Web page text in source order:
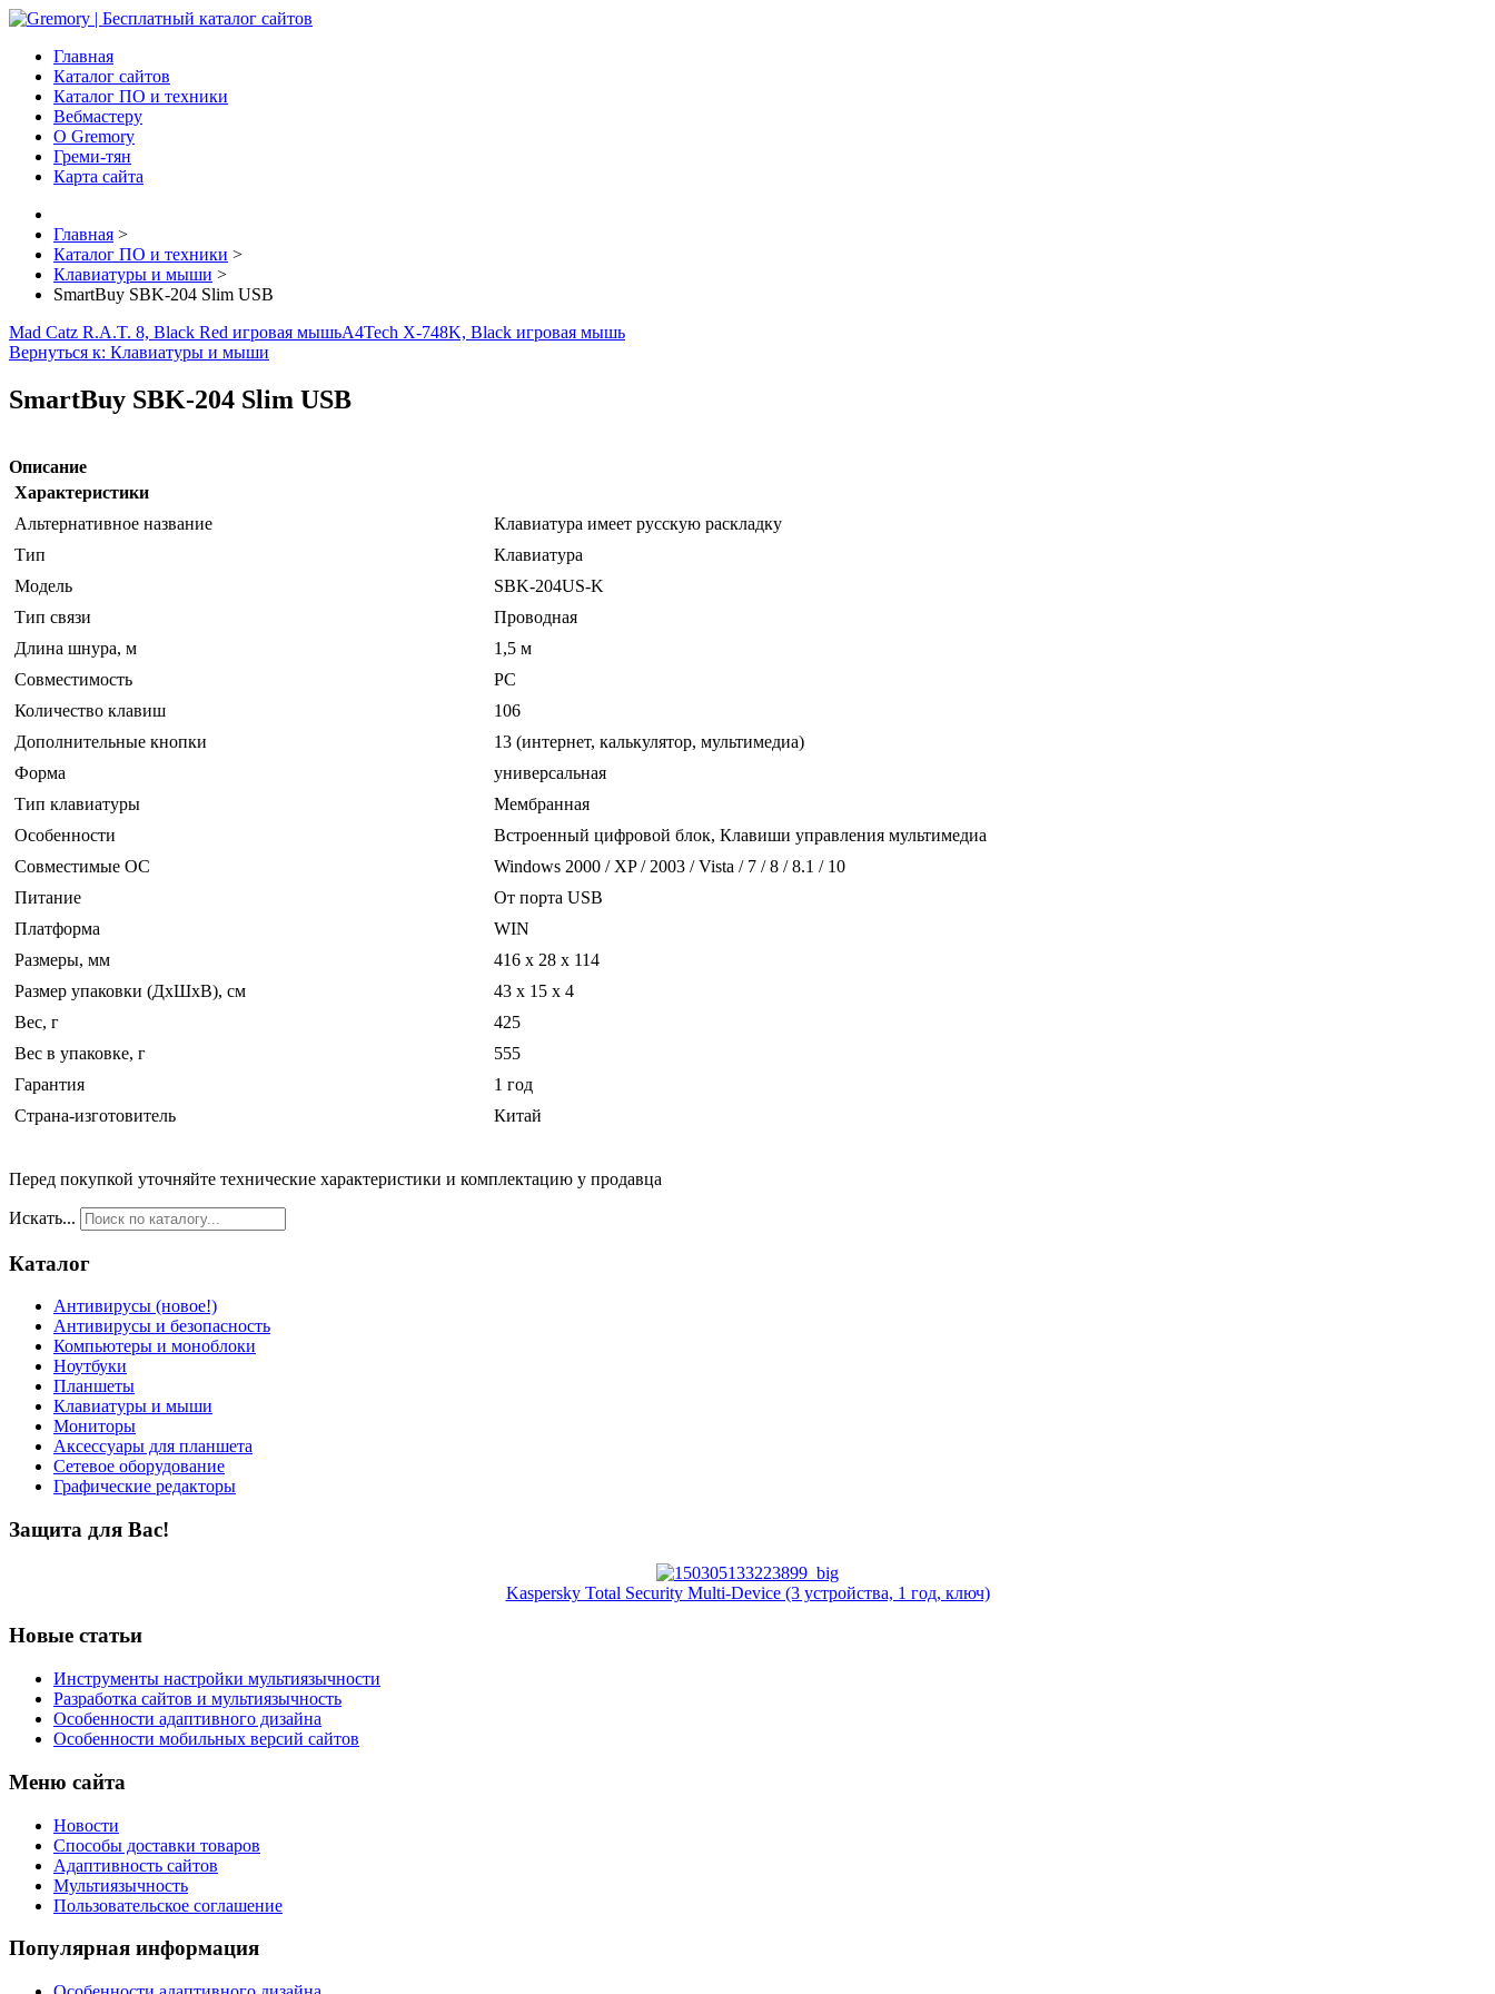
Главная
Каталог сайтов
Каталог ПО и техники
Вебмастеру
О Gremory
Греми-тян
Карта сайта
Главная >
Каталог ПО и техники >
Клавиатуры и мыши >
SmartBuy SBK-204 Slim USB
Mad Catz R.A.T. 8, Black Red игровая мышьA4Tech X-748K, Black игровая мышь
Вернуться к: Клавиатуры и мыши
SmartBuy SBK-204 Slim USB
Описание
Характеристики
Альтернативное название
Клавиатура имеет русскую раскладку
Тип
Клавиатура
Модель
SBK-204US-K
Тип связи
Проводная
Длина шнура, м
1,5 м
Совместимость
PC
Количество клавиш
106
Дополнительные кнопки
13 (интернет, калькулятор, мультимедиа)
Форма
универсальная
Тип клавиатуры
Мембранная
Особенности
Встроенный цифровой блок, Клавиши управления мультимедиа
Совместимые ОС
Windows 2000 / XP / 2003 / Vista / 7 / 8 / 8.1 / 10
Питание
От порта USB
Платформа
WIN
Размеры, мм
416 х 28 х 114
Размер упаковки (ДхШхВ), см
43 x 15 x 4
Вес, г
425
Вес в упаковке, г
555
Гарантия
1 год
Страна-изготовитель
Китай
Перед покупкой уточняйте технические характеристики и комплектацию у продавца
Искать...
Каталог
Антивирусы (новое!)
Антивирусы и безопасность
Компьютеры и моноблоки
Ноутбуки
Планшеты
Клавиатуры и мыши
Мониторы
Аксессуары для планшета
Сетевое оборудование
Графические редакторы
Защита для Вас!
Kaspersky Total Security Multi-Device (3 устройства, 1 год, ключ)
Новые статьи
Инструменты настройки мультиязычности
Разработка сайтов и мультиязычность
Особенности адаптивного дизайна
Особенности мобильных версий сайтов
Меню сайта
Новости
Способы доставки товаров
Адаптивность сайтов
Мультиязычность
Пользовательское соглашение
Популярная информация